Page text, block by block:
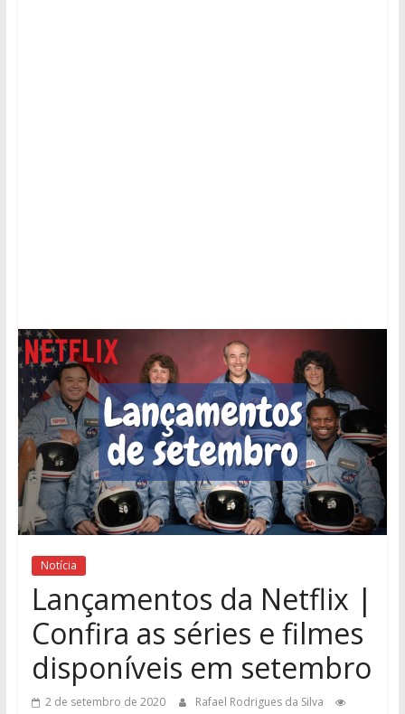
Notícia
Lançamentos da Netflix |
Confira as séries e filmes
disponíveis em setembro
2 de setembro de 2020
Rafael Rodrigues da Silva